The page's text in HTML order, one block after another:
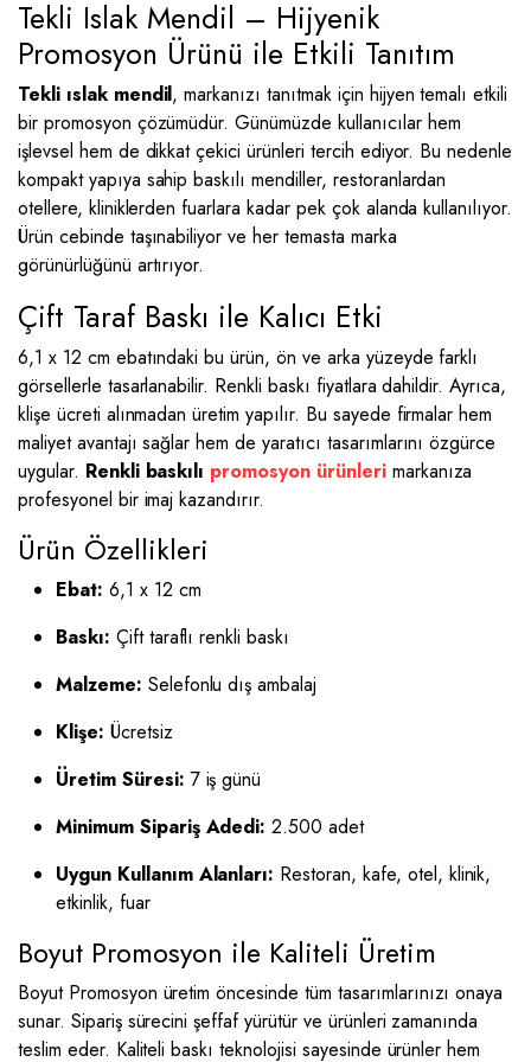
Tekli Islak Mendil – Hijyenik
Promosyon Ürünü ile Etkili Tanıtım
Tekli ıslak mendil, markanızı tanıtmak için hijyen temalı etkili
bir promosyon çözümüdür. Günümüzde kullanıcılar hem
işlevsel hem de dikkat çekici ürünleri tercih ediyor. Bu nedenle
kompakt yapıya sahip baskılı mendiller, restoranlardan
otellere, kliniklerden fuarlara kadar pek çok alanda kullanılıyor.
Ürün cebinde taşınabiliyor ve her temasta marka
görünürlüğünü artırıyor.
Çift Taraf Baskı ile Kalıcı Etki
6,1 x 12 cm ebatındaki bu ürün, ön ve arka yüzeyde farklı
görsellerle tasarlanabilir. Renkli baskı fiyatlara dahildir. Ayrıca,
klişe ücreti alınmadan üretim yapılır. Bu sayede firmalar hem
maliyet avantajı sağlar hem de yaratıcı tasarımlarını özgürce
uygular. Renkli baskılı promosyon ürünlerimarkanıza
profesyonel bir imaj kazandırır.
Ürün Özellikleri
Ebat: 6,1 x 12 cm
Baskı: Çift taraflı renkli baskı
Malzeme: Selefonlu dış ambalaj
Klişe: Ücretsiz
Üretim Süresi: 7 iş günü
Minimum Sipariş Adedi: 2.500 adet
Uygun Kullanım Alanları: Restoran, kafe, otel, klinik,
etkinlik, fuar
Boyut Promosyon ile Kaliteli Üretim
Boyut Promosyon üretim öncesinde tüm tasarımlarınızı onaya
sunar. Sipariş sürecini şeffaf yürütür ve ürünleri zamanında
teslim eder. Kaliteli baskı teknolojisi sayesinde ürünler hem